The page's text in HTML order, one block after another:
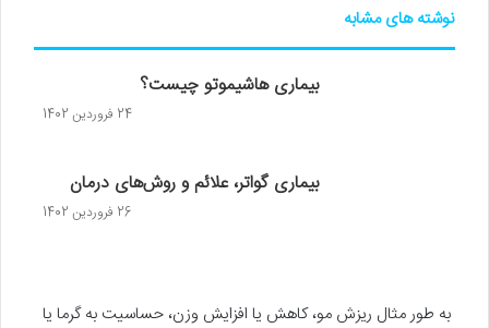
نوشته های مشابه
بیماری هاشیموتو چیست؟
24 فروردین 1402
بیماری گواتر، علائم و روش‌های درمان
26 فروردین 1402
به طور مثال ریزش مو، کاهش یا افزایش وزن، حساسیت به گرما یا